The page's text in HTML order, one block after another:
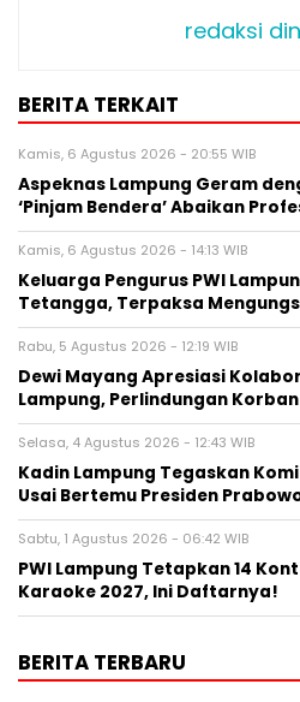
redaksi
BERITA TERKAIT
Kamis, 6 Agustus 2026 - 20:55 WIB
Aspeknas Lampung Geram
‘Pinjam Bendera’ Abaikan
Kamis, 6 Agustus 2026 - 14:13 WIB
Keluarga Pengurus PWI
Tetangga, Terpaksa
Rabu, 5 Agustus 2026 - 12:19 WIB
Dewi Mayang Apresiasi
Lampung, Perlindungan
Selasa, 4 Agustus 2026 - 12:43 WIB
Kadin Lampung Tegaskan
Usai Bertemu Presiden
Sabtu, 1 Agustus 2026 - 06:42 WIB
PWI Lampung Tetapkan 14
Karaoke 2027, Ini Daftarnya!
BERITA TERBARU